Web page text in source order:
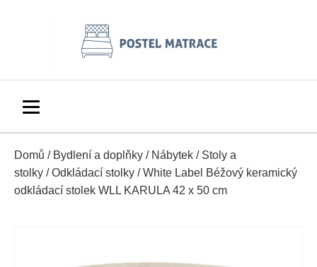
Domů / Bydlení a doplňky / Nábytek / Stoly a
stolky /Odkládací stolky / White Label Béžový keramický
odkládací stolek WLL KARULA 42 x 50 cm